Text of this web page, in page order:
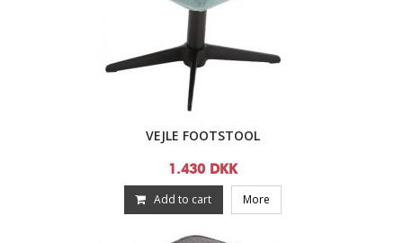
VEJLE FOOTSTOOL
1.430 DKK
Add to cart More